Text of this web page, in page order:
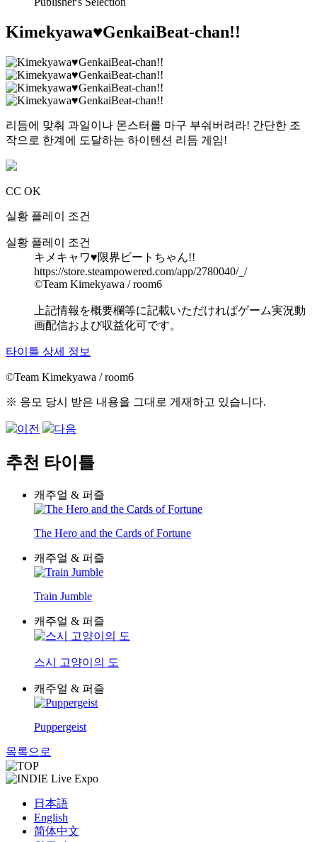
Kimekyawa♥GenkaiBeat-chan!!
리듬에 맞춰 과일이나 몬스터를 마구 부숴버려라! 간단한 조
작으로 한계에 도달하는 하이텐션 리듬 게임!
CC OK
실황 플레이 조건
실황 플레이 조건
キメキャワ♥限界ビートちゃん!!
https://store.steampowered.com/app/2780040/_/
©Team Kimekyawa / room6
上記情報を概要欄等に記載いただければゲーム実況動
画配信および収益化可です。
타이틀 상세 정보
©Team Kimekyawa / room6
※ 응모 당시 받은 내용을 그대로 게재하고 있습니다.
이전 다음
추천 타이틀
캐주얼 & 퍼즐
The Hero and the Cards of Fortune
캐주얼 & 퍼즐
Train Jumble
캐주얼 & 퍼즐
스시 고양이의 도
캐주얼 & 퍼즐
Puppergeist
목록으로
日本語
English
简体中文